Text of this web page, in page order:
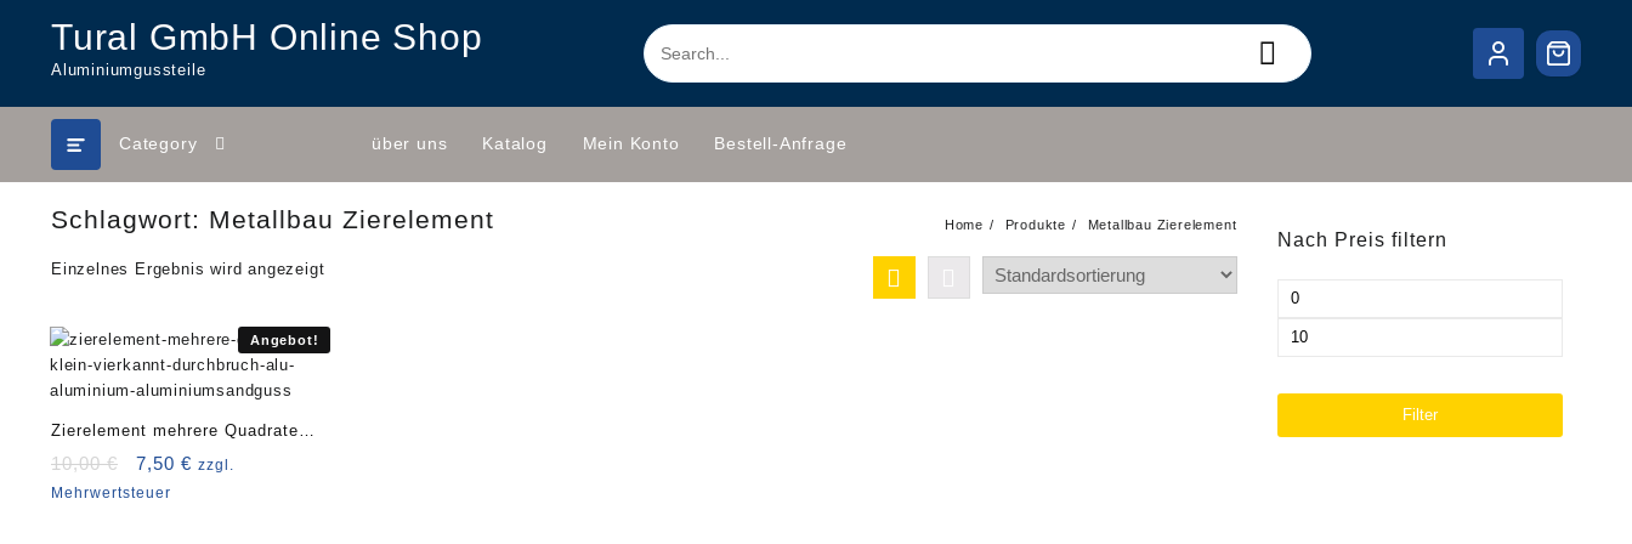
content
Tural GmbH Online Shop
Aluminiumgussteile
Category über uns Katalog Mein Konto Bestell-Anfrage
Schlagwort: Metallbau Zierelement Home Produkte Metallbau Zierelement
Einzelnes Ergebnis wird angezeigt
Angebot!
Zierelement mehrere Quadrate
mit Vierkannt klein Art. 3789A
10,00€
Ursprünglicher
Preis
7,50 € Aktueller
zzgl.
Mehrwertsteuer
Nach Preis filtern
Min.
Max.
Filter